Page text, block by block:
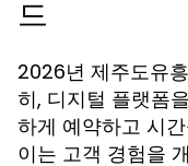
드
2026년 제주도유
히, 디지털 플랫폼
하게 예약하고 시
이는 고객 경험을